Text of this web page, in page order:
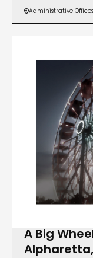
Administrative Offices
A Big